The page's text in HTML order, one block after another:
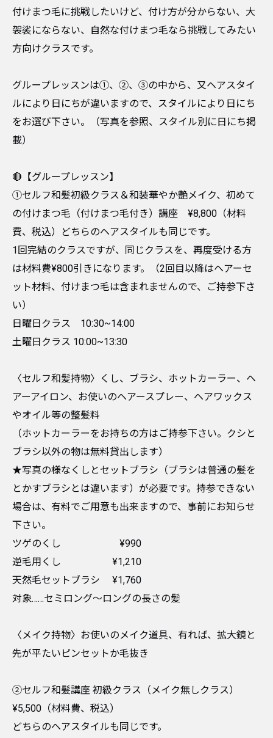
付けまつ毛に挑戦したいけど、付け方が分からない、大
袈裟にならない、自然な付けまつ毛なら挑戦してみたい
方向けクラスです。
グループレッスンは①、②、③の中から、又ヘアスタイ
ルにより日にちが違いますので、スタイルにより日にち
をお選び下さい。（写真を参照、スタイル別に日にち掲
載）
🔴【グループレッスン】
①セルフ和髪初級クラス＆和装華やか艶メイク、初めて
の付けまつ毛（付けまつ毛付き）講座 ¥8,800（材料
費、税込）どちらのヘアスタイルも同じです。
1回完結のクラスですが、同じクラスを、再度受ける方
は材料費¥800引きになります。（2回目以降はヘアーセ
ット材料、付けまつ毛は含まれませんので、ご持参下さ
い）
日曜日クラス 10:30~14:00
土曜日クラス 10:00~13:30
〈セルフ和髪持物〉くし、ブラシ、ホットカーラー、ヘ
アーアイロン、お使いのヘアースプレー、ヘアワックス
やオイル等の整髪料
（ホットカーラーをお持ちの方はご持参下さい。クシと
ブラシ以外の物は無料貸出します）
★写真の様なくしとセットブラシ（ブラシは普通の髪を
とかすブラシとは違います）が必要です。持参できない
場合は、有料でご用意も出来ますので、事前にお知らせ
下さい。
ツゲのくし ¥990
逆毛用くし ¥1,210
天然毛セットブラシ ¥1,760
対象……セミロング〜ロングの長さの髪
〈メイク持物〉お使いのメイク道具、有れば、拡大鏡と
先が平たいピンセットか毛抜き
②セルフ和髪講座 初級クラス（メイク無しクラス）
¥5,500（材料費、税込）
どちらのヘアスタイルも同じです。